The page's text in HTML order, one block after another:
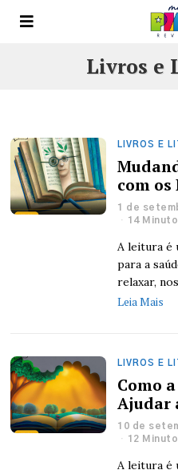
Livros e
LIVROS E
com
1 de
14
A leitura é
para a
relaxar,
Leia Mais
LIVROS E
Como
Ajudar
10 de
12
A leitura é